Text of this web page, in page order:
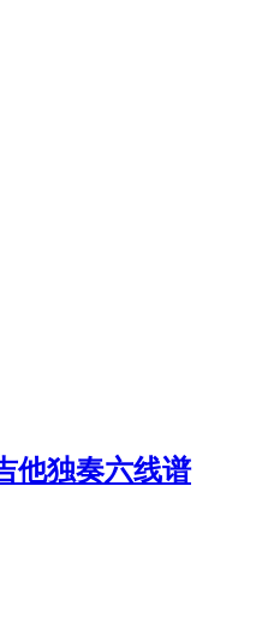
他独奏六线谱